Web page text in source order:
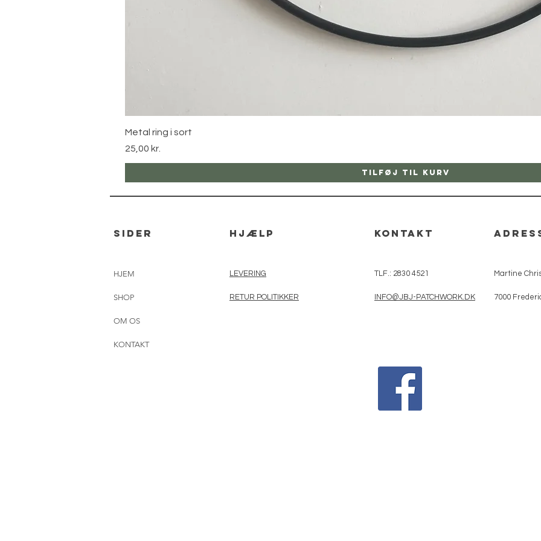
Metal ring i sort
Pris
25,00 kr.
Tilføj til kurv
sider
HJEM
SHOP
OM OS
KONTAKT
hjælp
LEVERING
RETUR POLITIKKER
kontakt
TLF.: 2830 4521
INFO@JBJ-PATCHWORK.DK
Martine
7000